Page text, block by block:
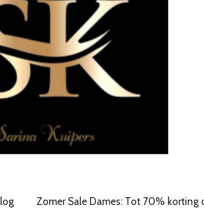
Zomer Sale Dames: Tot 70% korting